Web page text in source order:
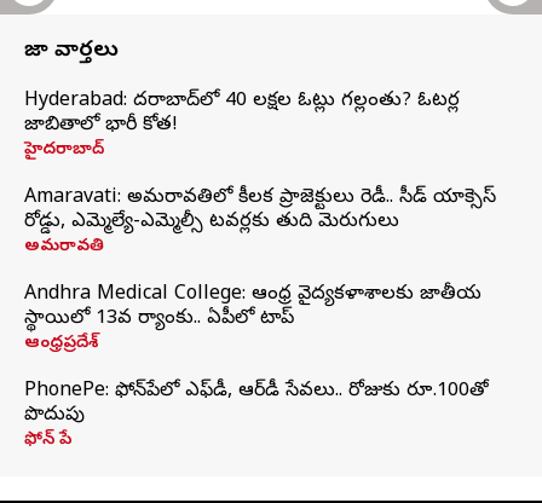
తాజా వార్తలు
Hyderabad: హైదరాబాద్‌లో 40 లక్షల ఓట్లు గల్లంతు? ఓటర్ల
జాబితాలో భారీ కోత!
హైదరాబాద్
Amaravati: అమరావతిలో కీలక ప్రాజెక్టులు రెడీ.. సీడ్‌ యాక్సెస్‌
రోడ్డు, ఎమ్మెల్యే-ఎమ్మెల్సీ టవర్లకు తుది మెరుగులు
అమరావతి
Andhra Medical College: ఆంధ్ర వైద్యకళాశాలకు జాతీయ
స్థాయిలో 13వ ర్యాంకు.. ఏపీలో టాప్
ఆంధ్రప్రదేశ్
PhonePe: ఫోన్‌పేలో ఎఫ్‌డీ, ఆర్‌డీ సేవలు.. రోజుకు రూ.100తో
పొదుపు
ఫోన్‌ పే